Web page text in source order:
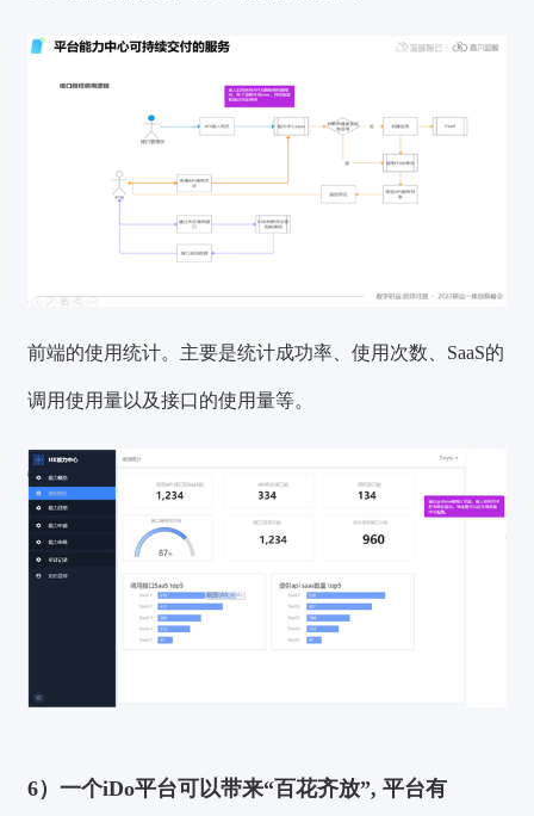
前端的使用统计。主要是统计成功率、使用次数、SaaS的
调用使用量以及接口的使用量等。
6）一个iDo平台可以带来“百花齐放”, 平台有